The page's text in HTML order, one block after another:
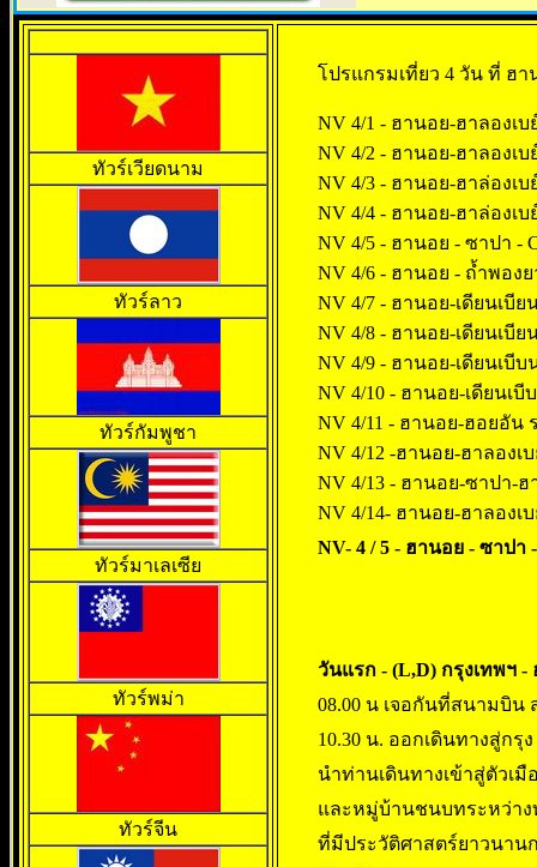
ทัวร์เวียดนาม
ทัวร์ลาว
ทัวร์กัมพูชา
ทัวร์มาเลเซีย
ทัวร์พม่า
ทัวร์จีน
โปรแกรมเที่ยว 4 วัน ที่ ฮา
NV 4/1 - ฮานอย-ฮาลองเ
NV 4/2 - ฮานอย-ฮาลองเ
NV 4/3 - ฮานอย-ฮาล่องเบ
NV 4/4 - ฮานอย-ฮาล่องเ
NV 4/5 - ฮานอย - ซาปา -
NV 4/6 - ฮานอย - ถ้ำพอง
NV 4/7 - ฮานอย-เดียนเบีย
NV 4/8 - ฮานอย-เดียนเบีย
NV 4/9 - ฮานอย-เดียนเบี
NV 4/10 - ฮานอย-เดียนเ
NV 4/11 - ฮานอย-ฮอยอัน
NV 4/12 -ฮานอย-ฮาลองเ
NV 4/13 - ฮานอย-ซาปา-
NV 4/14- ฮานอย-ฮาลองเ
NV- 4 / 5 - ฮานอย - ซาปา
วันแรก - (L,D) กรุงเทพฯ -
08.00 น เจอกันที่สนามบิน
10.30 น. ออกเดินทางสู่กรุง
นำท่านเดินทางเข้าสู่ตัวเ
และหมู่บ้านชนบทระหว่าง
ที่มีประวัติศาสตร์ยาวนานก